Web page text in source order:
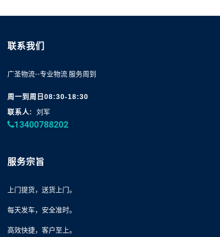
联系我们
广圣物流--专业物流 服务周到
周一到周日08:30-18:30
联系人:
刘军
13400788202
服务宗旨
上门提货，送货上门。
每天发车，安全准时。
高效快捷，客户至上。